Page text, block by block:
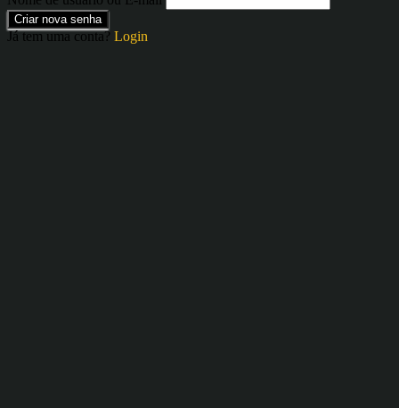
Criar nova senha
Já tem uma conta? Login